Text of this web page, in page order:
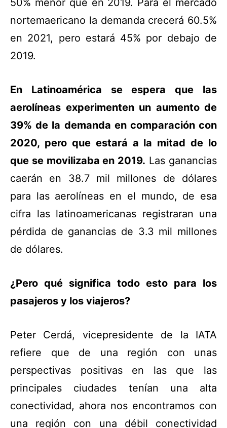
nortemaericano la demanda crecerá 60.5%
en 2021, pero estará 45% por debajo de
2019.
En Latinoamérica se espera que las
aerolíneas experimenten un aumento de
39% de la demanda en comparación con
2020, pero que estará a la mitad de lo
que se movilizaba en 2019. Las ganancias
caerán en 38.7 mil millones de dólares
para las aerolíneas en el mundo, de esa
cifra las latinoamericanas registraran una
pérdida de ganancias de 3.3 mil millones
de dólares.
¿Pero qué significa todo esto para los
pasajeros y los viajeros?
Peter Cerdá, vicepresidente de la IATA
refiere que de una región con unas
perspectivas positivas en las que las
principales ciudades tenían una alta
conectividad, ahora nos encontramos con
una región con una débil conectividad